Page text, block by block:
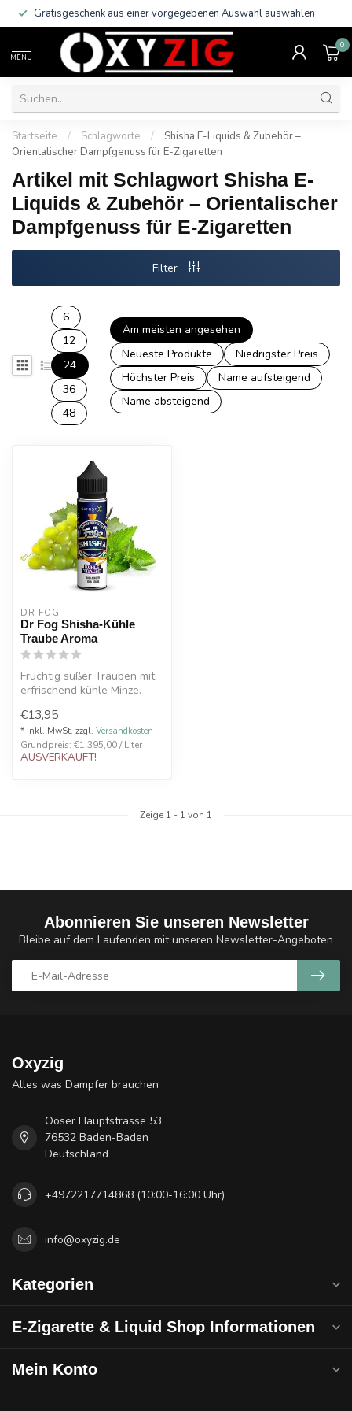
Gratisgeschenk aus einer vorgegebenen Auswahl auswählen
MENU
0
Startseite / Schlagworte /
Shisha E-Liquids & Zubehör –
Orientalischer Dampfgenuss für E-Zigaretten
Artikel mit Schlagwort Shisha E-
Liquids & Zubehör – Orientalischer
Dampfgenuss für E-Zigaretten
Filter
6
12
24
36
48
Am meisten angesehen
Neueste Produkte
Niedrigster Preis
Höchster Preis
Name aufsteigend
Name absteigend
DR FOG
Dr Fog Shisha-Kühle
Traube Aroma
Fruchtig süßer Trauben mit
erfrischend kühle Minze.
€13,95
* Inkl. MwSt. zzgl. Versandkosten
Grundpreis: €1.395,00 / Liter
AUSVERKAUFT!
Zeige 1 - 1 von 1
Abonnieren Sie unseren Newsletter
Bleibe auf dem Laufenden mit unseren Newsletter-Angeboten
Oxyzig
Alles was Dampfer brauchen
Ooser Hauptstrasse 53
76532 Baden-Baden
Deutschland
+4972217714868 (10:00-16:00 Uhr)
info@oxyzig.de
Kategorien
E-Zigarette & Liquid Shop Informationen
Mein Konto